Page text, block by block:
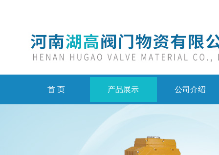
首 页 产品展示 公司介绍